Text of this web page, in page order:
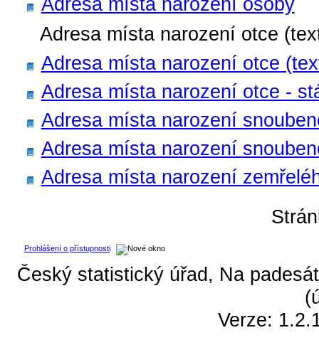
Adresa místa narození otce
Adresa místa narození otce
Adresa místa narození otce -
Adresa místa narození
Adresa místa narození
Adresa místa narození
Prohlášení o přístupnosti
Český statistický úřad, Na
Verze: